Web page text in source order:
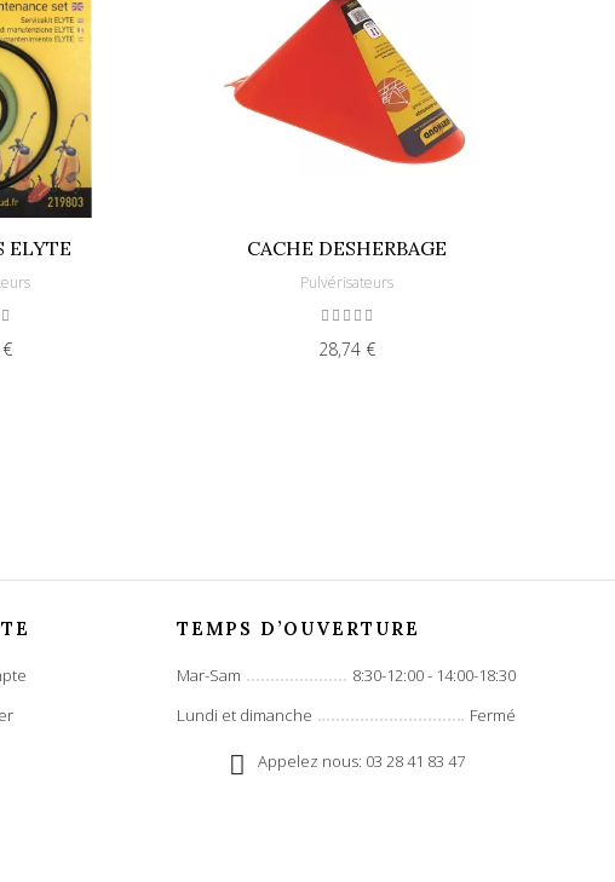
ELYTE CACHE DESHERBAGE
Pulvérisateurs
28,74 €
TEMPS D’OUVERTURE
Mar-Sam
8:30-12:00 - 14:00-18:30
Lundi et dimanche
Fermé
Appelez nous: 03 28 41 83 47